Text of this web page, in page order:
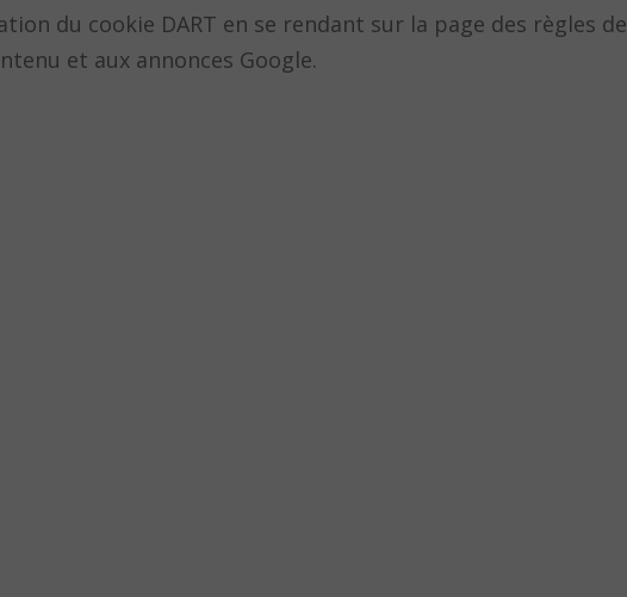
du cookie DART en se rendant sur la page des règles de
et aux annonces Google.